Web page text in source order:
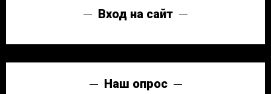
Вход на сайт
Наш опрос